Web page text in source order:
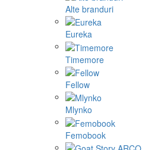
Alte branduri
Eureka
Timemore
Fellow
Mlynko
Femobook